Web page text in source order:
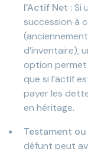
l'Actif Net :Si
succession à
d’inventaire),
option permet
que si l’actif
payer les
en héritage.
Testament
défunt peut